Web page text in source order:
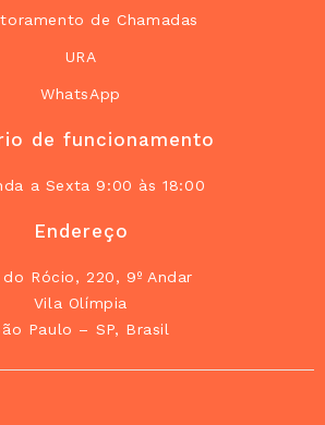
de Chamadas
URA
WhatsApp
de funcionamento
a Sexta 9:00 às 18:00
Endereço
do Rócio, 220, 9º Andar
Vila Olímpia
Paulo – SP, Brasil